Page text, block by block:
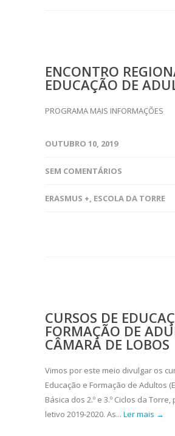
ENCONTRO
EDUCAÇÃO DE
PROGRAMA MAIS INFORMAÇÕES
OUTUBRO 10, 2019
SEM COMENTÁRIOS
ERASMUS +, ESCOLA DA TORRE
CURSOS DE
FORMAÇÃO DE
CÂMARA DE LOBOS
Vimos por este meio divulgar os
Educação e Formação de Adultos
Básica dos 2.º e 3.º Ciclos da
letivo 2019-2020. As... Ler mais →